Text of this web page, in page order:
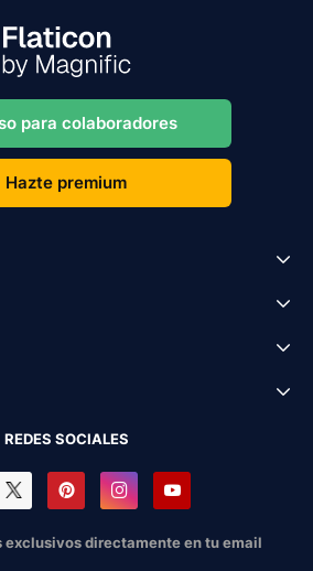
para colaboradores
Hazte premium
REDES SOCIALES
exclusivos directamente en tu email